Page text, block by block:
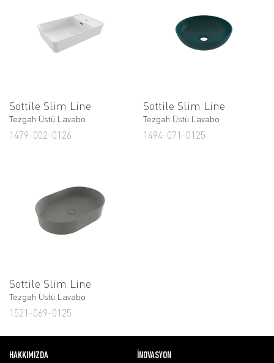
Sottile Slim Line
Tezgah Üstü Lavabo
1479-002-0126
Sottile Slim Line
Tezgah Üstü Lavabo
1494-071-0125
Sottile Slim Line
Tezgah Üstü Lavabo
1521-069-0125
HAKKIMIZDA İNOVASYON